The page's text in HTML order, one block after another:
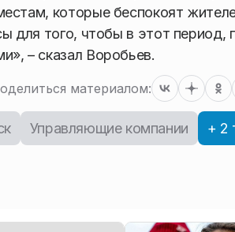
которые беспокоят
для того, чтобы в этот период,
– сказал Воробьев.
материалом:
Управляющие компании + 2